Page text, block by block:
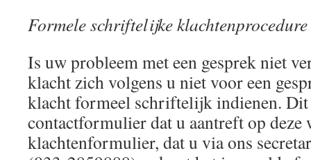
Formele schriftelijke klachtenprocedure
Is uw probleem met een gesprek niet
klacht zich volgens u niet voor een
klacht formeel schriftelijk indienen. Dit
contactformulier dat u aantreft op deze
klachtenformulier, dat u via ons